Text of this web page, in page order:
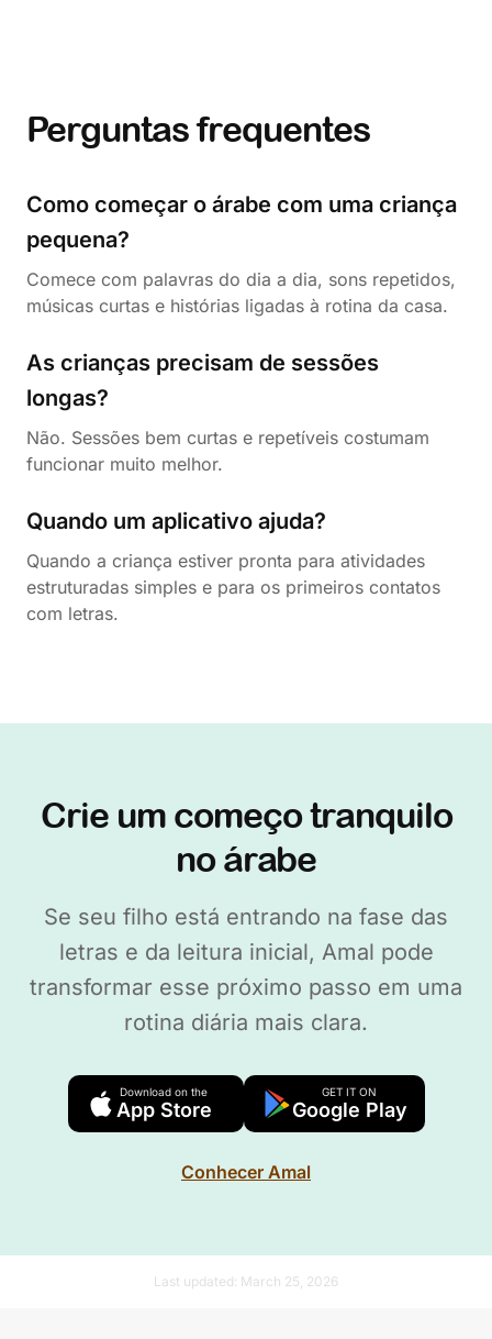
Perguntas frequentes
Como começar o árabe com uma criança
pequena?
Comece com palavras do dia a dia, sons repetidos,
músicas curtas e histórias ligadas à rotina da casa.
As crianças precisam de sessões
longas?
Não. Sessões bem curtas e repetíveis costumam
funcionar muito melhor.
Quando um aplicativo ajuda?
Quando a criança estiver pronta para atividades
estruturadas simples e para os primeiros contatos
com letras.
Crie um começo tranquilo
no árabe
Se seu filho está entrando na fase das
letras e da leitura inicial, Amal pode
transformar esse próximo passo em uma
rotina diária mais clara.
Download on the
App Store
GET IT ON
Google Play
Conhecer Amal
Last updated: March 25, 2026